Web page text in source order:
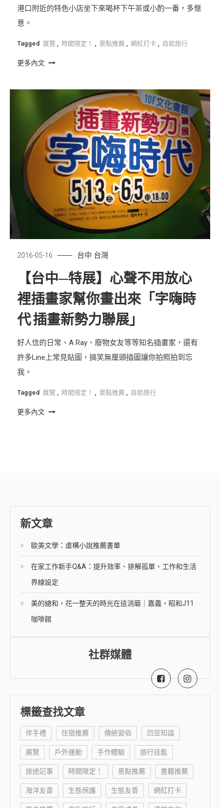
港口附近的特色小店坐下來喝杯下午茶或小酌一番，多愜
意。
Tagged 展覽 時間限定！ 景點推薦 網紅打卡 自助旅行
更多內文
2016-05-16 台中 台灣
【台中─特展】心聲不用放心
裡插畫家幫你畫出來「字嗨時
代 插畫新勢力聯展」
好人信的日常、A Ray、廢物女友等等知名插畫家，還有
許多Line上常見貼圖，搞笑無厘頭插圖讓你拍照拍到忘
我。
Tagged 展覽 , 時間限定！ , 景點推薦 , 自助旅行
更多內文
新文章
歐美文學：虛構小說推薦書單
在家工作新手Q&A：提升效率、排解孤單、工作和生活
界線設定
美的總和，花一整天的時光在這消磨｜嘉義，昭和J11
咖啡館
社群媒體
標籤查找文章
伴手禮 住宿推薦 傳統習俗 凹豆知識
展覽 戶外運動 手作體驗 旅行技能
旅途記事 時間限定！ 景點推薦 書籍推薦
海洋友善 生態保護 生態友善 網紅打卡